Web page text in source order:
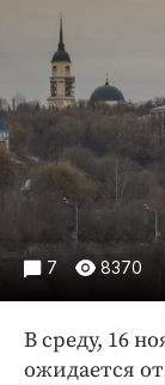
Погода
Спорт
7 8370
В среду, 16
ожидается